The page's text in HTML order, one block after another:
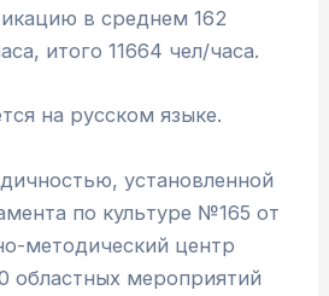
в среднем 162
итого 11664 чел/часа.
на русском языке.
установленной
по культуре №165 от
методический центр
областных мероприятий